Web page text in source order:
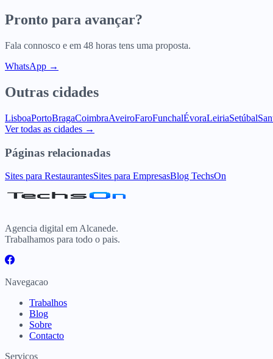
Pronto para avançar?
Fala connosco e em 48 horas tens uma proposta.
WhatsApp →
Outras cidades
LisboaPortoBragaCoimbraAveiroFaroFunchalÉvoraLeiriaSetúbal
Ver todas as cidades →
Páginas relacionadas
Sites para RestaurantesSites para EmpresasBlog TechsOn
Agencia digital em Alcanede.
Trabalhamos para todo o pais.
Navegacao
Trabalhos
Blog
Sobre
Contacto
Servicos